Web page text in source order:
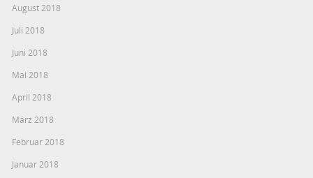
August 2018
Juli 2018
Juni 2018
Mai 2018
April 2018
März 2018
Februar 2018
Januar 2018